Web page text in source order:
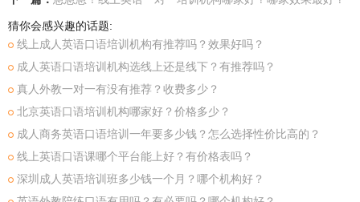
猜你会感兴趣的话题:
线上成人英语口语培训机构有推荐吗？效果好吗？
成人英语口语培训机构选线上还是线下？有推荐吗？
真人外教一对一有没有推荐？收费多少？
北京英语口语培训机构哪家好？价格多少？
成人商务英语口语培训一年要多少钱？怎么选择性价比高的？
线上英语口语课哪个平台能上好？有价格表吗？
深圳成人英语培训班多少钱一个月？哪个机构好？